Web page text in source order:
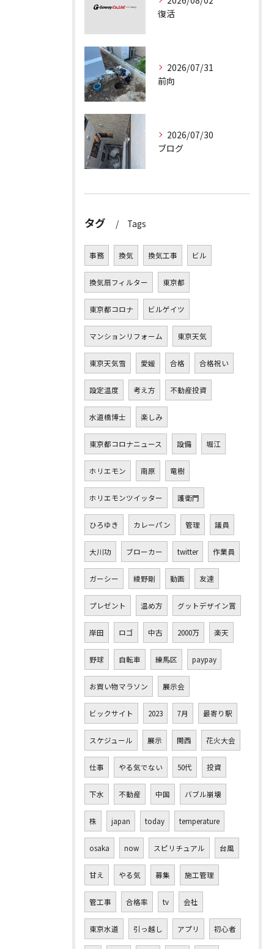
復活
2026/07/31
前向
2026/07/30
ブログ
タグ Tags
事務 換気 換気工事 ビル
換気扇フィルター 東京都
東京都コロナ ビルゲイツ
マンションリフォーム 東京天気
東京天気雪 愛媛 合格 合格祝い
設定温度 考え方 不動産投資
水道橋博士 楽しみ
東京都コロナニュース 設備 堀江
ホリエモン 南原 竜樹
ホリエモンツイッター 護衛門
ひろゆき カレーパン 管理 議員
大川功 ブローカー twitter 作業員
ガーシー 綾野剛 動画 友達
プレゼント 温め方 グットデザイン賞
岸田 ロゴ 中古 2000万 楽天
野球 自転車 練馬区 paypay
お買い物マラソン 展示会
ビックサイト 2023 7月 最寄り駅
スケジュール 展示 関西 花火大会
仕事 やる気でない 50代 投資
下水 不動産 中国 バブル崩壊
株 japan today temperature
osaka now スピリチュアル 台風
甘え やる気 募集 施工管理
管工事 合格率 tv 会社
東京水道 引っ越し アプリ 初心者